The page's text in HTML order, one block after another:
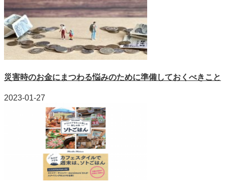
災害時のお金にまつわる悩みのために準備しておくべきこと
2023-01-27